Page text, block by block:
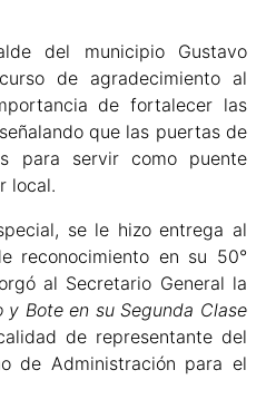
del municipio Gustavo
de agradecimiento al
de fortalecer las
que las puertas de
para servir como puente
local.
se le hizo entrega al
reconocimiento en su 50°
al Secretario General la
y Bote en su Segunda Clase
de representante del
de Administración para el